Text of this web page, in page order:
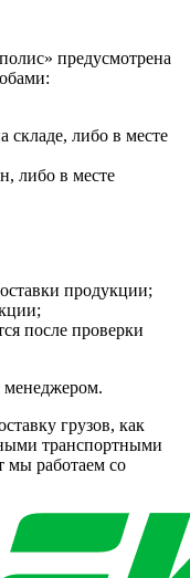
предусмотрена
либо в месте
либо в месте
продукции;
после проверки
менеджером.
грузов, как
транспортными
мы работаем со